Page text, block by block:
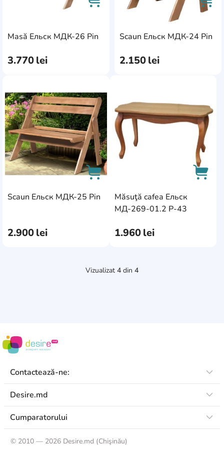
Masă Ельск МДК-26 Pin
3.770lei
AddCardToCart
Scaun Ельск МДК-24 Pin
2.150lei
Scaun Ельск МДК-25 Pin
2.900lei
AddCardToFavourite
AddCardToCart
Măsuţă cafea Ельск
МД-269-01.2 Р-43
1.960lei
Vizualizat 4 din 4
Contactează-ne:
Desire.md
Cumparatorului
© 2010 — 2026 Desire.md (Chişinău)